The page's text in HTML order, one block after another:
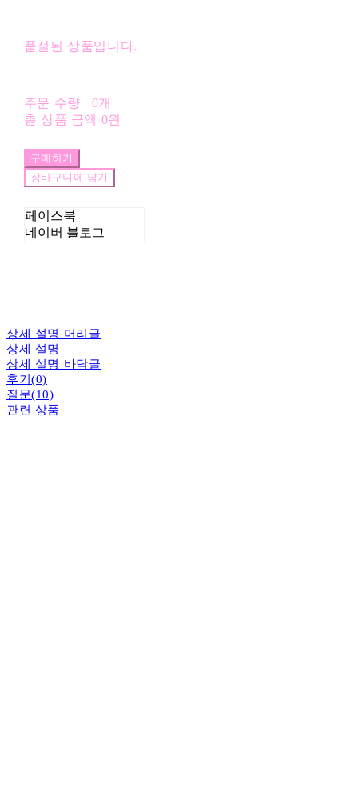
품절된 상품입니다.
주문 수량
0개
총 상품 금액 0원
구매하기
장바구니에 담기
페이스북
네이버 블로그
상세 설명 머리글
상세 설명
상세 설명 바닥글
후기(0)
질문(10)
관련 상품